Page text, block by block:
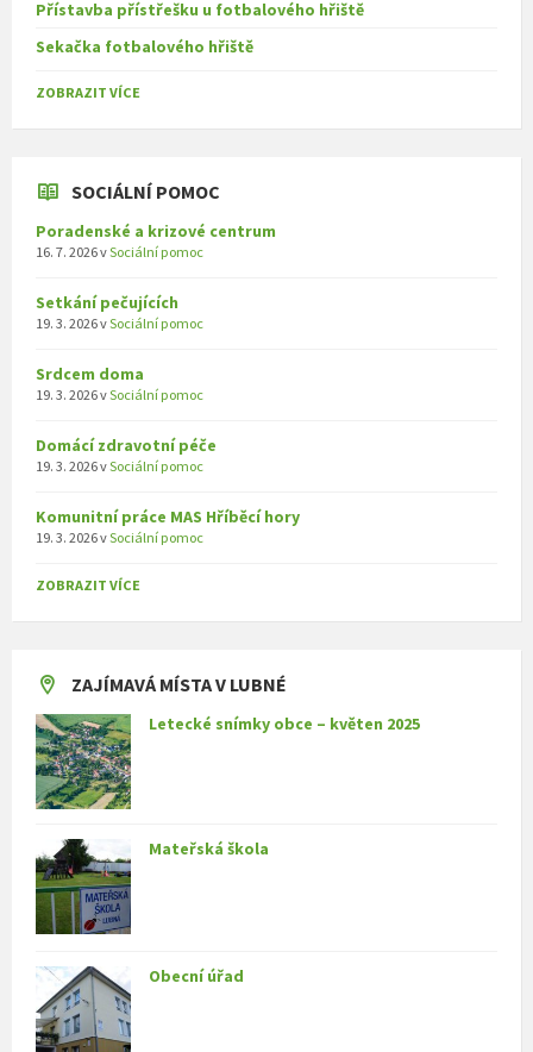
Přístavba přístřešku u fotbalového hřiště
Sekačka fotbalového hřiště
ZOBRAZIT VÍCE
SOCIÁLNÍ POMOC
Poradenské a krizové centrum
16. 7. 2026vSociální pomoc
Setkání pečujících
19. 3. 2026vSociální pomoc
Srdcem doma
19. 3. 2026vSociální pomoc
Domácí zdravotní péče
19. 3. 2026vSociální pomoc
Komunitní práce MAS Hříběcí hory
19. 3. 2026vSociální pomoc
ZOBRAZIT VÍCE
ZAJÍMAVÁ MÍSTA V LUBNÉ
Letecké snímky obce – květen 2025
Mateřská škola
Obecní úřad